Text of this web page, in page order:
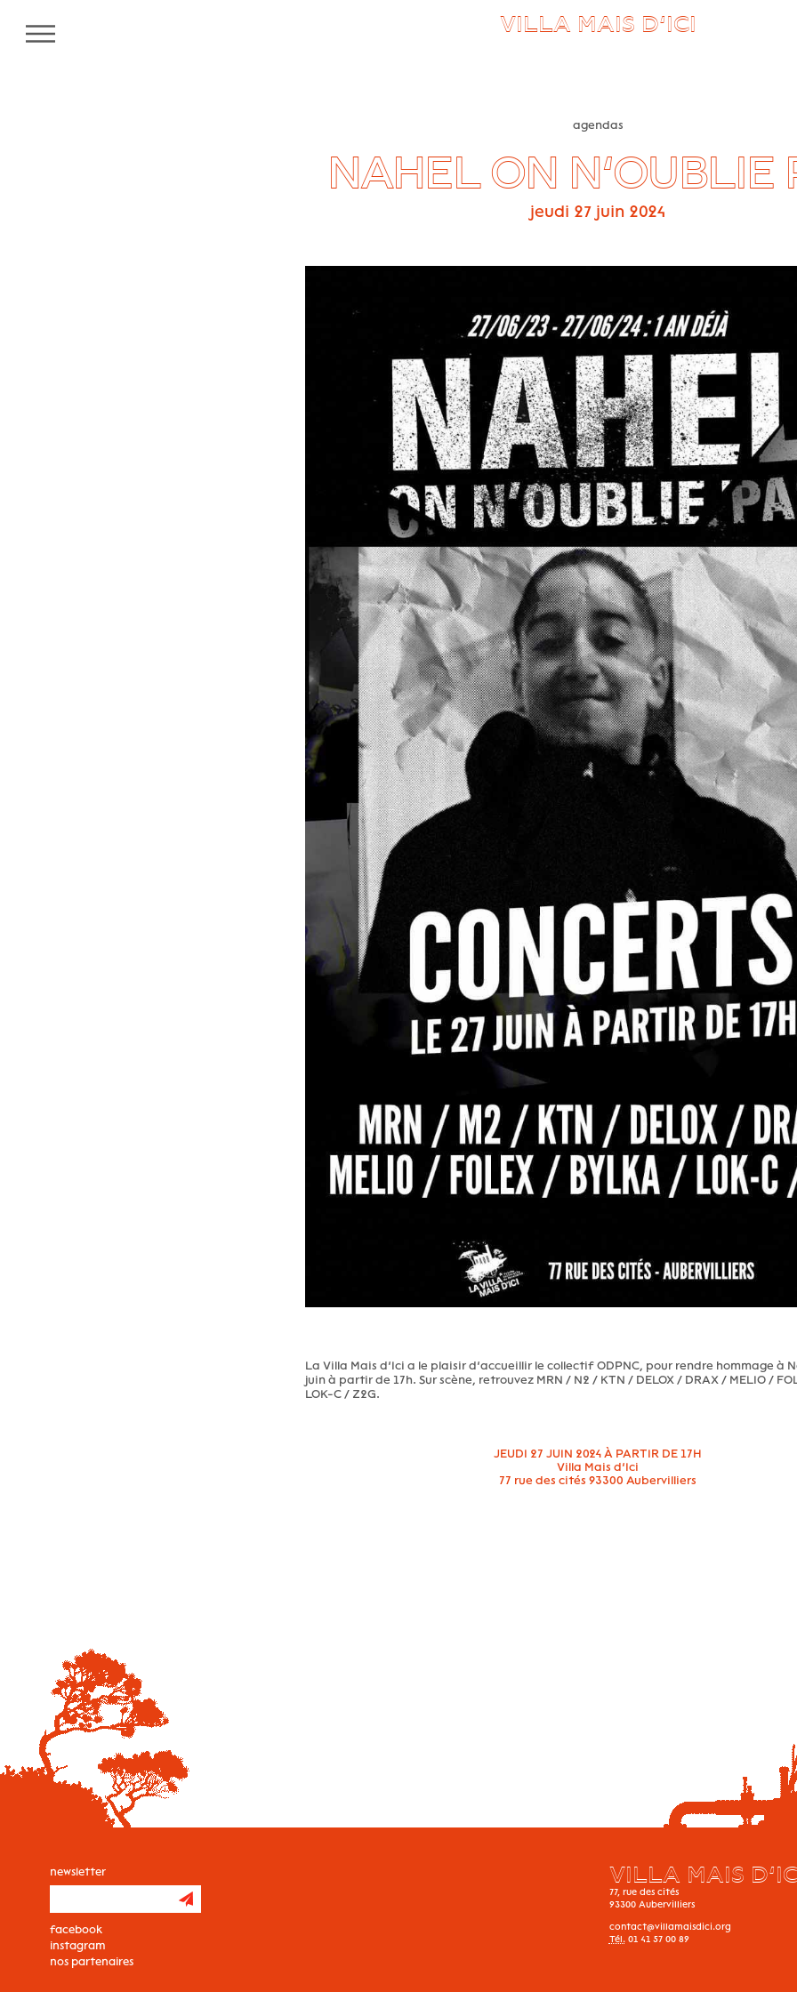
VILLA MAIS D’ICI
agendas
NAHEL ON N’OUBLIE
jeudi 27 juin 2024
La Villa Mais d’Ici a le plaisir d’accueillir le collectif ODPNC, pour rendre hommage à
juin à partir de 17h. Sur scène, retrouvez MRN / N2 / KTN / DELOX / DRAX / MELIO /
LOK-C / Z2G.
JEUDI 27 JUIN 2024 À PARTIR DE 17H
Villa Mais d’Ici
77 rue des cités 93300 Aubervilliers
newsletter
facebook
instagram
nos partenaires
VILLA MAIS
77, rue des cités
93300 Aubervilliers
contact@villamaisdici.org
Tél. 01 41 57 00 89